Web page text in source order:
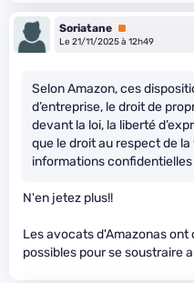
Soriatane Premium
Le 21/11/2025 à 12h49
Selon Amazon, ces
d’entreprise, le droit de
devant la loi, la liberté
que le droit au respect de
informations confidentielles
N'en jetez plus!!
Les avocats d'Amazonas
possibles pour se soustraire